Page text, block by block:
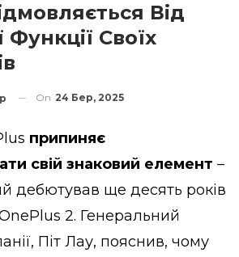
Від
Функції Своїх
On 24 Бер, 2025
припиняє
свій знаковий елемент –
дебютував ще десять років
2. Генеральний
Піт Лау, пояснив, чому